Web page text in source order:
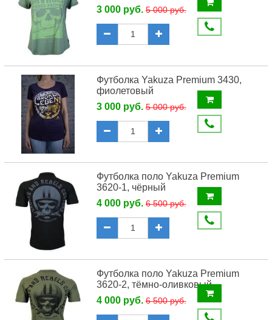
3 000 руб.5 000 руб.
Футболка Yakuza Premium 3430,
фиолетовый
3 000 руб.5 000 руб.
Футболка поло Yakuza Premium
3620-1, чёрный
4 000 руб.6 500 руб.
Футболка поло Yakuza Premium
3620-2, тёмно-оливковый
4 000 руб.6 500 руб.